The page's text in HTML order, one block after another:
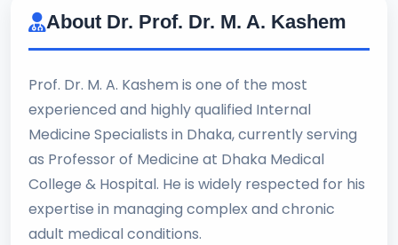
About Dr. Prof. Dr. M. A. Kashem
Prof. Dr. M. A. Kashem is one of the most
experienced and highly qualified Internal
Medicine Specialists in Dhaka, currently serving
as Professor of Medicine at Dhaka Medical
College & Hospital. He is widely respected for his
expertise in managing complex and chronic
adult medical conditions.